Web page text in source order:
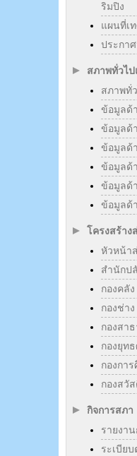
ริมปิง
แผนที่เ
ประกา
สภาพทั่วไ
สภาพทั่
ข้อมูลด้
ข้อมูลด้
ข้อมูลด้
ข้อมูลด้
ข้อมูลด้
ข้อมูลด้
โครงสร้า
หัวหน้า
สำนักป
กองคลัง
กองช่าง
กองสา
กองยุท
กองกา
กองสวั
กิจการสภา
รายงา
ระเบียบ